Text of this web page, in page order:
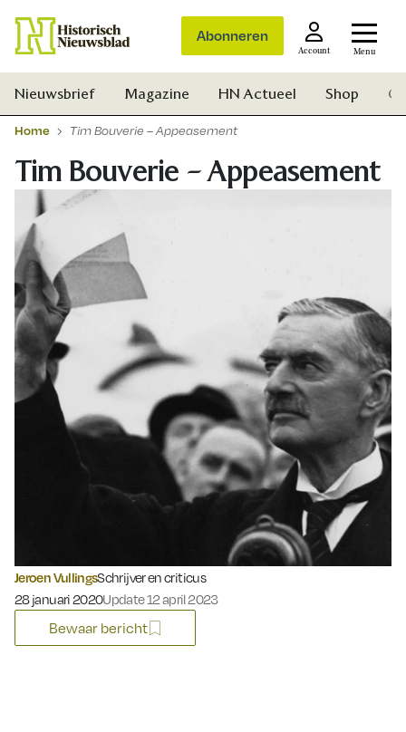
Abonneren
Account Menu
Zoek
Nieuwsbrief Magazine HN Actueel Shop
Home Tim Bouverie – Appeasement
Tim Bouverie – Appeasement
Jeroen VullingsSchrijver en criticus
Gepubliceerd op:
28 januari 2020Update 12 april 2023
Bewaar bericht